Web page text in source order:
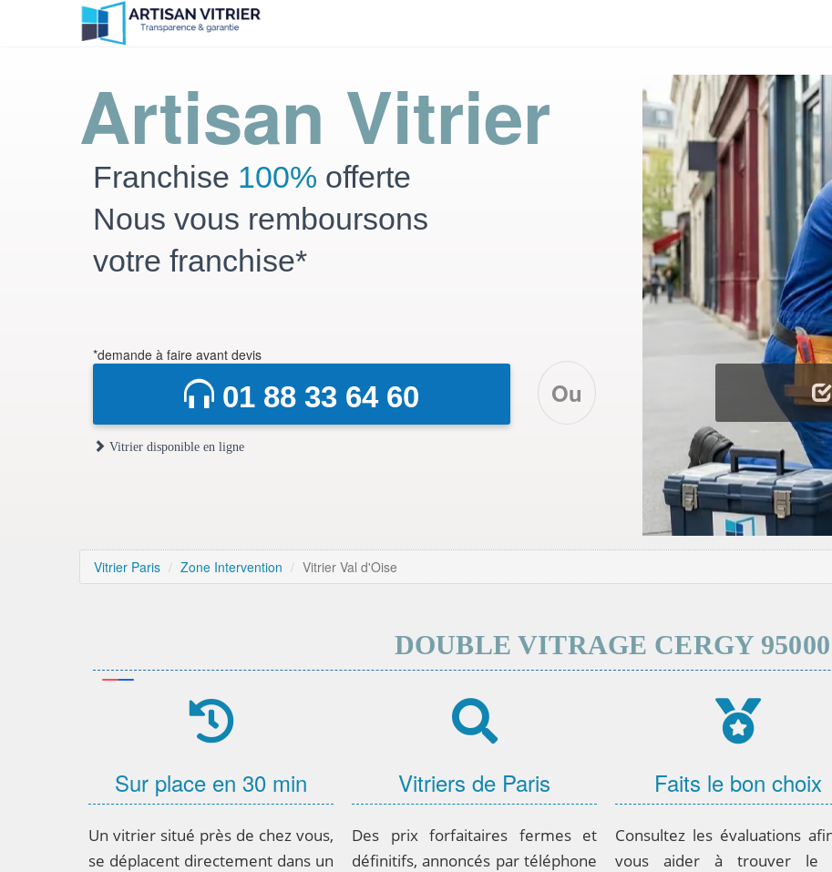
Artisan Vitrier
Franchise 100% offerte
Nous vous remboursons
votre franchise*
*demande à faire avant devis
01 88 33 64 60
Vitrier disponible en ligne
Ou
Vitrier Paris Zone Intervention Vitrier Val d'Oise
DOUBLE VITRAGE CERGY 95000
Sur place en 30 min
Un vitrier situé près de chez vous,
se déplacent directement dans un
Vitriers de Paris
Des prix forfaitaires fermes et
définitifs, annoncés par téléphone
Faits le bon choix
Consultez les évaluations
vous aider à trouver le